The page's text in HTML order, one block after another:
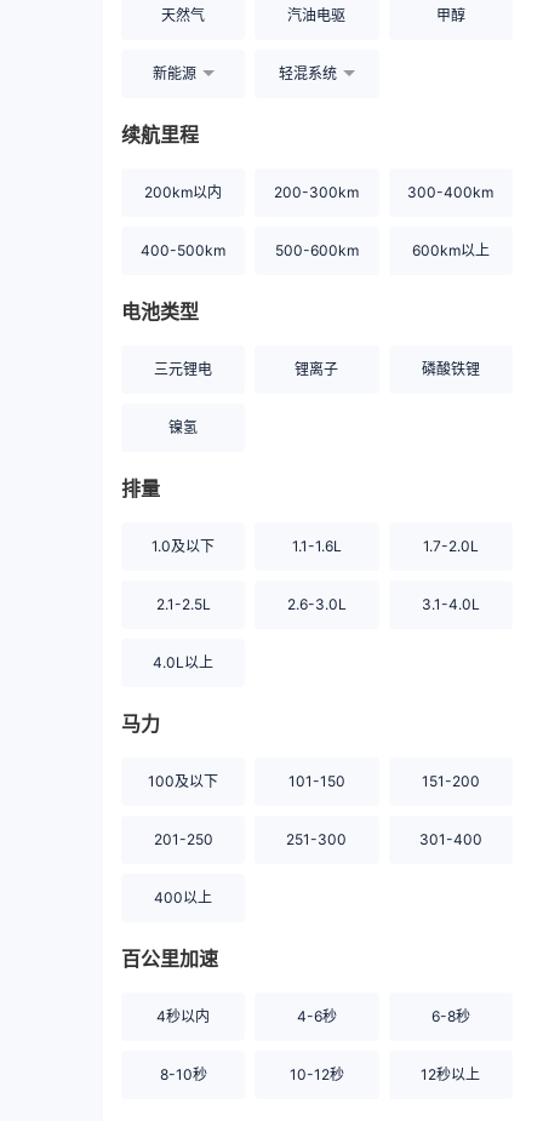
天然气 汽油电驱 甲醇
新能源 轻混系统
续航里程
200km以内 200-300km 300-400km
400-500km 500-600km 600km以上
电池类型
三元锂电 锂离子 磷酸铁锂
镍氢
排量
1.0及以下 1.1-1.6L 1.7-2.0L
2.1-2.5L 2.6-3.0L 3.1-4.0L
4.0L以上
马力
100及以下 101-150 151-200
201-250 251-300 301-400
400以上
百公里加速
4秒以内 4-6秒 6-8秒
8-10秒 10-12秒 12秒以上